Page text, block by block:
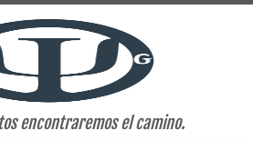
encontraremos el camino.